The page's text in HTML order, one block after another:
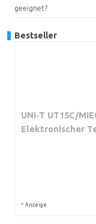
geeignet?
Bestseller
UNI-T UT15C/
Elektronischer
* Anzeige